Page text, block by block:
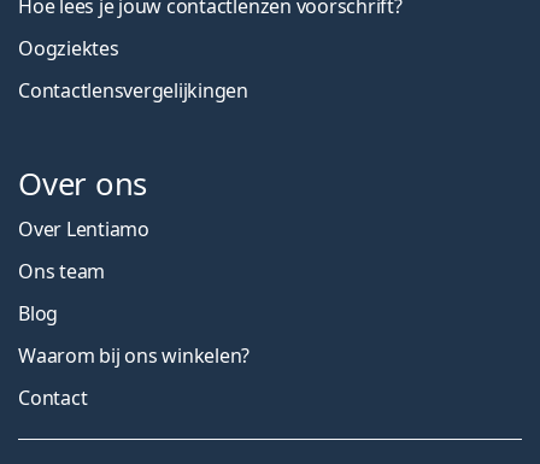
Hoe lees je jouw contactlenzen voorschrift?
Oogziektes
Contactlensvergelijkingen
Over ons
Over Lentiamo
Ons team
Blog
Waarom bij ons winkelen?
Contact